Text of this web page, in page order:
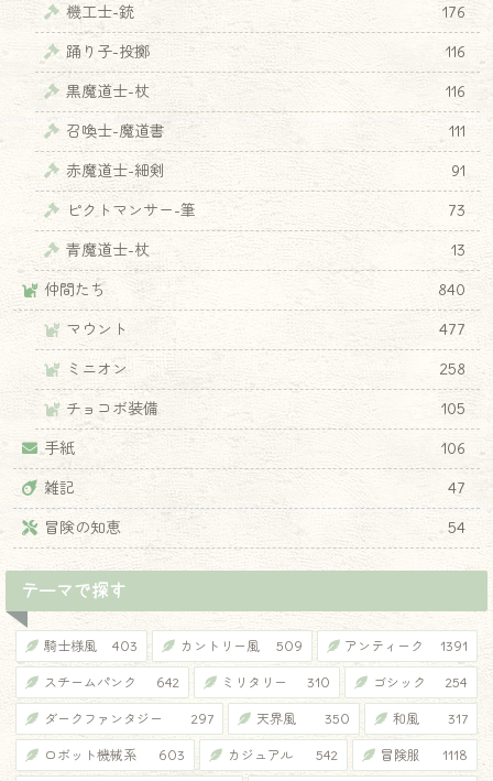
機工士-銃
176
踊り子-投擲
116
黒魔道士-杖
116
召喚士-魔道書
111
赤魔道士-細剣
91
ピクトマンサー-筆
73
青魔道士-杖
13
仲間たち
840
マウント
477
ミニオン
258
チョコボ装備
105
手紙
106
雑記
47
冒険の知恵
54
テーマで探す
騎士様風 403 カントリー風 509 アンティーク 1391
スチームパンク 642 ミリタリー 310 ゴシック 254
ダークファンタジー 297 天界風 350 和風 317
ロボット機械系 603 カジュアル 542 冒険服 1118